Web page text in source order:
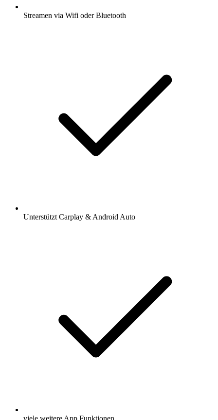
Streamen via Wifi oder Bluetooth
Unterstützt Carplay & Android Auto